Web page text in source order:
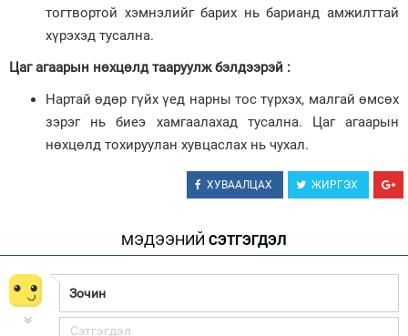
тогтвортой хэмнэлийг барих нь барианд амжилттай
хүрэхэд тусална.
Цаг агаарын нөхцөлд тааруулж бэлдээрэй :
Нартай өдөр гүйх үед нарны тос түрхэх, малгай өмсөх
зэрэг нь биеэ хамгаалахад тусална. Цаг агаарын
нөхцөлд тохируулан хувцаслах нь чухал.
ХУВААЛЦАХ ЖИРГЭХ
МЭДЭЭНИЙ СЭТГЭГДЭЛ